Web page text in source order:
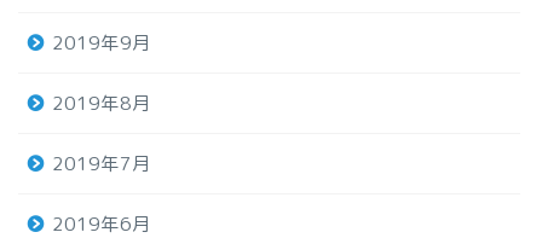
2019年9月
2019年8月
2019年7月
2019年6月